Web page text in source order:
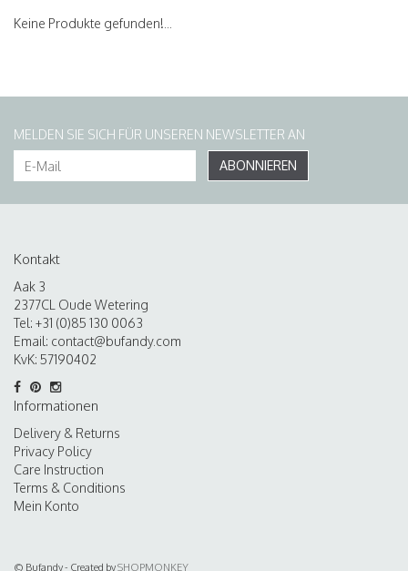
Keine Produkte gefunden!...
MELDEN SIE SICH FÜR UNSEREN NEWSLETTER AN
ABONNIEREN
Kontakt
Aak 3
2377CL Oude Wetering
Tel: +31 (0)85 130 0063
Email: contact@bufandy.com
KvK: 57190402
Informationen
Delivery & Returns
Privacy Policy
Care Instruction
Terms & Conditions
Mein Konto
© Bufandy - Created bySHOPMONKEY